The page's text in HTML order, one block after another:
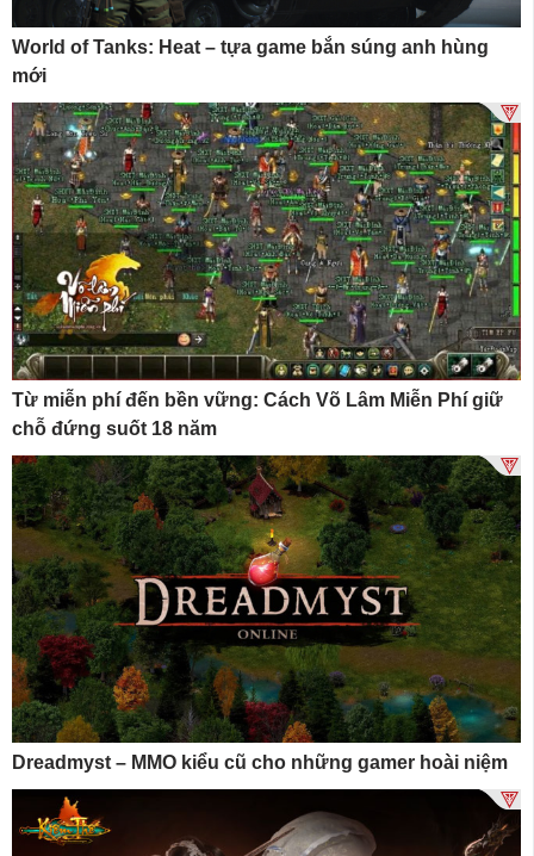
World of Tanks: Heat – tựa game bắn súng anh hùng
mới
Từ miễn phí đến bền vững: Cách Võ Lâm Miễn Phí giữ
chỗ đứng suốt 18 năm
Dreadmyst – MMO kiểu cũ cho những gamer hoài niệm